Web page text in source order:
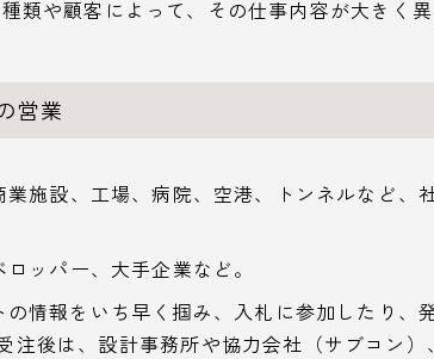
類や顧客によって、その仕事内容が大きく異
営業
業施設、工場、病院、空港、トンネルなど、
ッパー、大手企業など。
の情報をいち早く掴み、入札に参加したり、
注後は、設計事務所や協力会社（サブコン）